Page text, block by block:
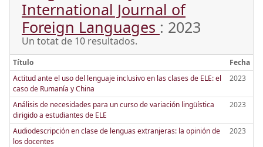
International Journal of
Foreign Languages : 2023
Un totat de 10 resultados.
Título
Fecha
Actitud ante el uso del lenguaje inclusivo en las clases de ELE: el
caso de Rumanía y China
2023
Análisis de necesidades para un curso de variación lingüística
dirigido a estudiantes de ELE
2023
Audiodescripción en clase de lenguas extranjeras: la opinión de
los docentes
2023